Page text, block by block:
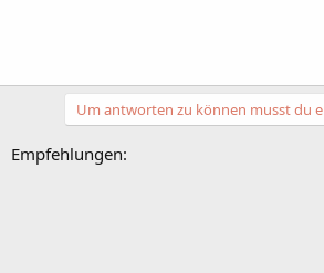
Um antworten zu können musst du
Empfehlungen: